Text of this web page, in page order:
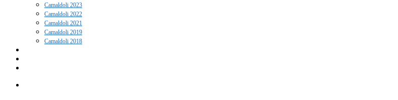
Camaldoli 2023
Camaldoli 2022
Camaldoli 2021
Camaldoli 2019
Camaldoli 2018